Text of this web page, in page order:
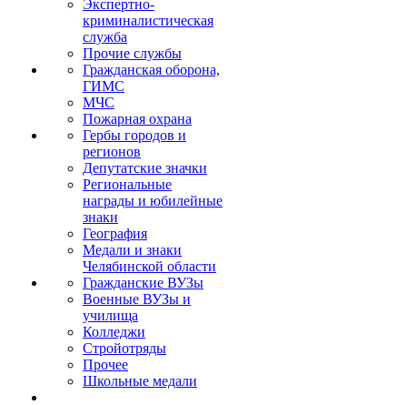
Экспертно-
криминалистическая
служба
Прочие службы
Гражданская оборона,
ГИМС
МЧС
Пожарная охрана
Гербы городов и
регионов
Депутатские значки
Региональные
награды и юбилейные
знаки
География
Медали и знаки
Челябинской области
Гражданские ВУЗы
Военные ВУЗы и
училища
Колледжи
Стройотряды
Прочее
Школьные медали